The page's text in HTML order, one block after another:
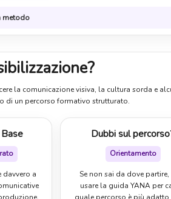
metodo
la comunicazione visiva, la cultura sorda e
di un percorso formativo strutturato.
davvero a
Dubbi sul
Orientamento
Se non sai da dove
usare la guida YANA per